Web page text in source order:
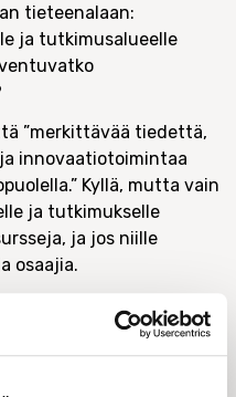
tieteenalaan:
ja tutkimusalueelle
”merkittävää tiedettä,
innovaatiotoimintaa
Kyllä, mutta vain
ja tutkimukselle
ja jos niille
osaajia.
pääjohtajaPaula
valinnat